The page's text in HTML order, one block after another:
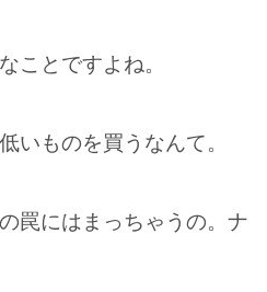
ことですよね。
いものを買うなんて。
罠にはまっちゃうの。ナ